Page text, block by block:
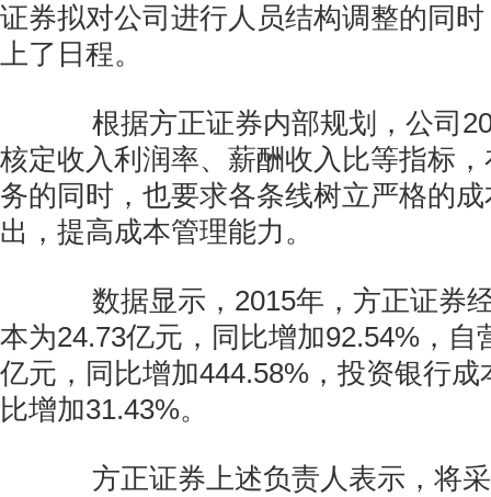
证券拟对公司进行人员结构调整的同
上了日程。
根据方正证券内部规划，公司
核定收入利润率、薪酬收入比等指标
务的同时，也要求各条线树立严格的
出，提高成本管理能力。
数据显示，2015年，方正证券
本为24.73亿元，同比增加92.54%，自
亿元，同比增加444.58%，投资银行成
比增加31.43%。
方正证券上述负责人表示，将采